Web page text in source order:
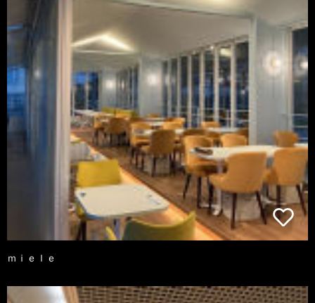
ｍｉｅｌｅ